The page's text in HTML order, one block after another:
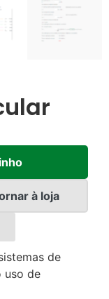
à loja
de
uso de